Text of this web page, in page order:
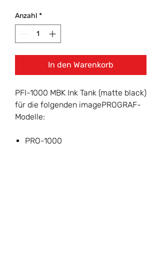
Anzahl *
In den Warenkorb
PFI-1000 MBK Ink Tank (matte black)
für die folgenden imagePROGRAF-
Modelle:
PRO-1000